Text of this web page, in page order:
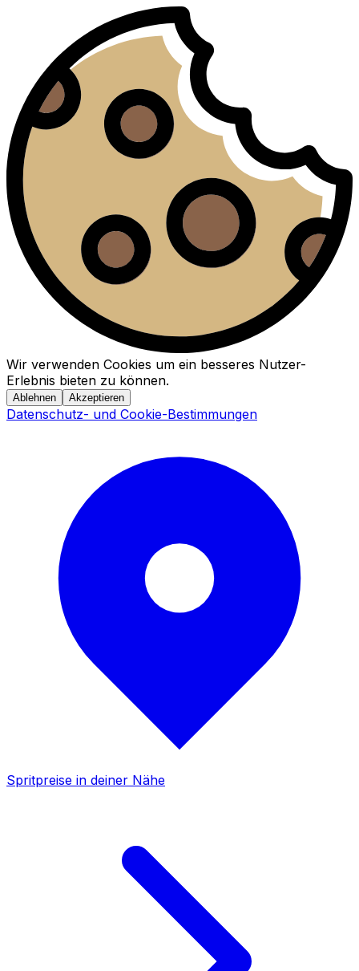
Wir verwenden Cookies um ein besseres Nutzer-
Erlebnis bieten zu können.
Ablehnen Akzeptieren
Datenschutz- und Cookie-Bestimmungen
Spritpreise in deiner Nähe